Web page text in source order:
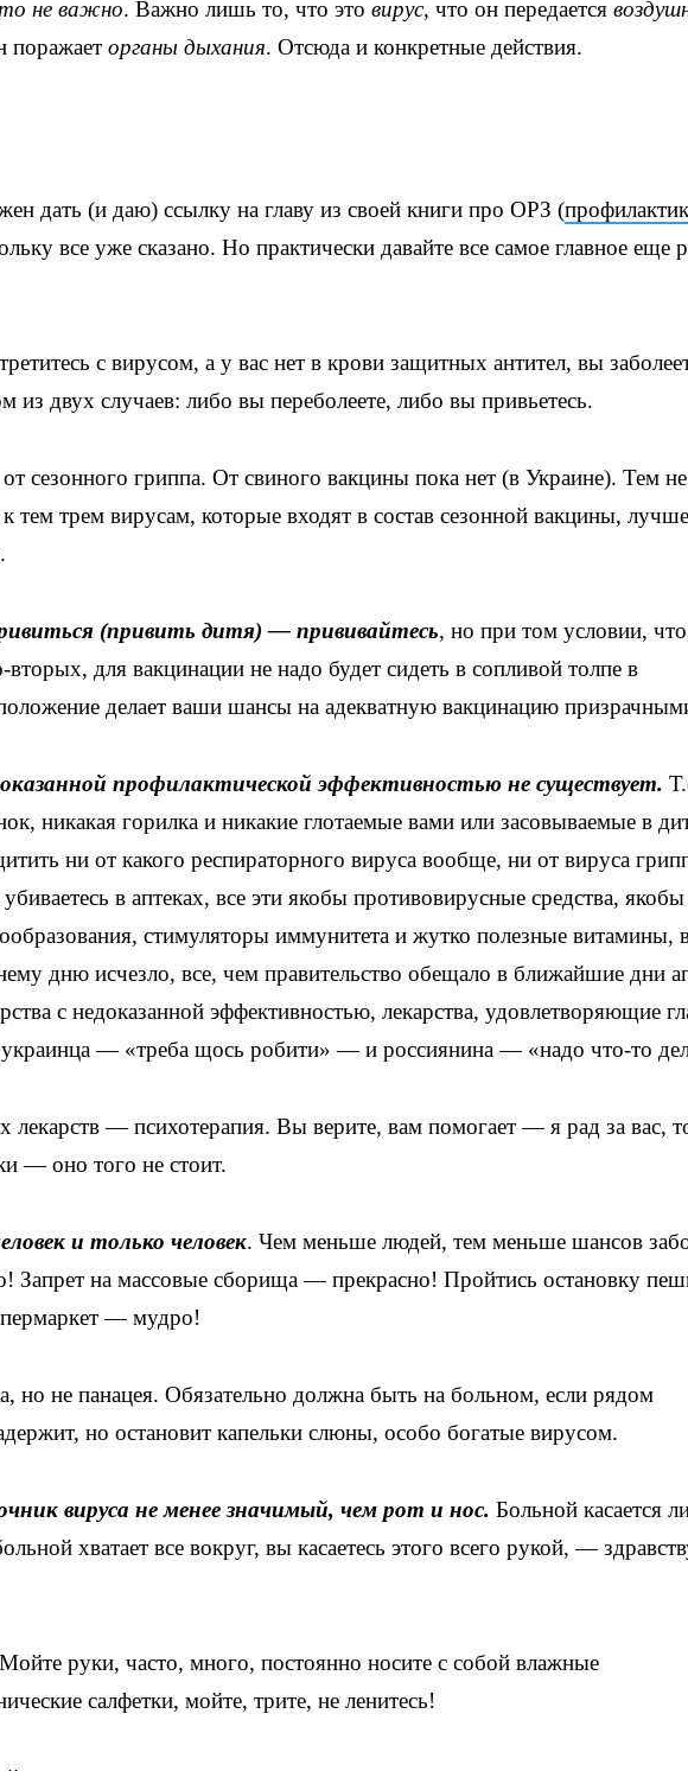
не важно. Важно лишь то, что это вирус, что он передается
поражает органы дыхания. Отсюда и конкретные действия.
дать (и даю) ссылку на главу из своей книги про ОРЗ (
все уже сказано. Но практически давайте все самое главное еще
с вирусом, а у вас нет в крови защитных антител, вы
из двух случаев: либо вы переболеете, либо вы привьетесь.
сезонного гриппа. От свиного вакцины пока нет (в Украине). Тем
тем трем вирусам, которые входят в состав сезонной вакцины,
(привить дитя) — прививайтесь, но при том условии,
для вакцинации не надо будет сидеть в сопливой толпе в
делает ваши шансы на адекватную вакцинацию
профилактической эффективностью не существует.
никакая горилка и никакие глотаемые вами или засовываемые в
ни от какого респираторного вируса вообще, ни от вируса
в аптеках, все эти якобы противовирусные средства, якобы
стимуляторы иммунитета и жутко полезные витамины,
дню исчезло, все, чем правительство обещало в ближайшие дни
с недоказанной эффективностью, лекарства, удовлетворяющие
— «треба щось робити» — и россиянина — «надо что-то
лекарств — психотерапия. Вы верите, вам помогает — я рад за вас,
— оно того не стоит.
и только человек. Чем меньше людей, тем меньше шансов
Запрет на массовые сборища — прекрасно! Пройтись остановку
— мудро!
но не панацея. Обязательно должна быть на больном, если рядом
но остановит капельки слюны, особо богатые вирусом.
вируса не менее значимый, чем рот и нос. Больной касается
хватает все вокруг, вы касаетесь этого всего рукой, —
руки, часто, много, постоянно носите с собой влажные
салфетки, мойте, трите, не ленитесь!